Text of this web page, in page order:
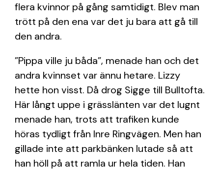
flera kvinnor på gång samtidigt. Blev man
trött på den ena var det ju bara att gå till
den andra.
”Pippa ville ju båda”, menade han och det
andra kvinnset var ännu hetare. Lizzy
hette hon visst. Då drog Sigge till Bulltofta.
Här långt uppe i gräs­slänten var det lugnt
menade han, trots att trafiken kunde
höras tydligt från Inre Ringvägen. Men han
gillade inte att parkbänken lutade så att
han höll på att ramla ur hela tiden. Han